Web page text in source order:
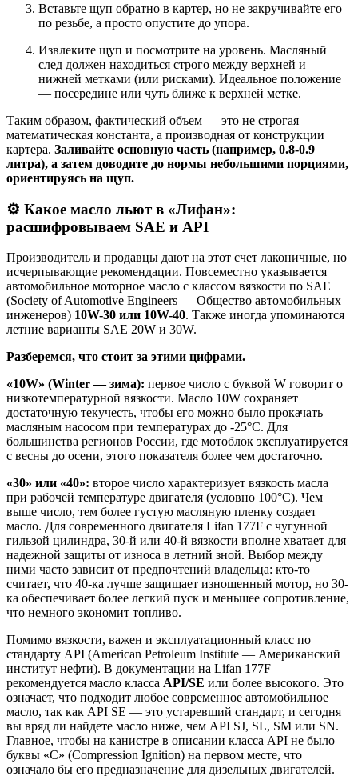
Вставьте щуп обратно в картер, но не закручивайте его
по резьбе, а просто опустите до упора.
Извлеките щуп и посмотрите на уровень. Масляный
след должен находиться строго между верхней и
нижней метками (или рисками). Идеальное положение
— посередине или чуть ближе к верхней метке.
Таким образом, фактический объем — это не строгая
математическая константа, а производная от конструкции
картера. Заливайте основную часть (например, 0.8-0.9
литра), а затем доводите до нормы небольшими порциями,
ориентируясь на щуп.
⚙️ Какое масло льют в «Лифан»:
расшифровываем SAE и API
Производитель и продавцы дают на этот счет лаконичные, но
исчерпывающие рекомендации. Повсеместно указывается
автомобильное моторное масло с классом вязкости по SAE
(Society of Automotive Engineers — Общество автомобильных
инженеров) 10W-30 или 10W-40. Также иногда упоминаются
летние варианты SAE 20W и 30W.
Разберемся, что стоит за этими цифрами.
«10W» (Winter — зима): первое число с буквой W говорит о
низкотемпературной вязкости. Масло 10W сохраняет
достаточную текучесть, чтобы его можно было прокачать
масляным насосом при температурах до -25°C. Для
большинства регионов России, где мотоблок эксплуатируется
с весны до осени, этого показателя более чем достаточно.
«30» или «40»: второе число характеризует вязкость масла
при рабочей температуре двигателя (условно 100°C). Чем
выше число, тем более густую масляную пленку создает
масло. Для современного двигателя Lifan 177F с чугунной
гильзой цилиндра, 30-й или 40-й вязкости вполне хватает для
надежной защиты от износа в летний зной. Выбор между
ними часто зависит от предпочтений владельца: кто-то
считает, что 40-ка лучше защищает изношенный мотор, но 30-
ка обеспечивает более легкий пуск и меньшее сопротивление,
что немного экономит топливо.
Помимо вязкости, важен и эксплуатационный класс по
стандарту API (American Petroleum Institute — Американский
институт нефти). В документации на Lifan 177F
рекомендуется масло класса API/SE или более высокого. Это
означает, что подходит любое современное автомобильное
масло, так как API SE — это устаревший стандарт, и сегодня
вы вряд ли найдете масло ниже, чем API SJ, SL, SM или SN.
Главное, чтобы на канистре в описании класса API не было
буквы «C» (Compression Ignition) на первом месте, что
означало бы его предназначение для дизельных двигателей.